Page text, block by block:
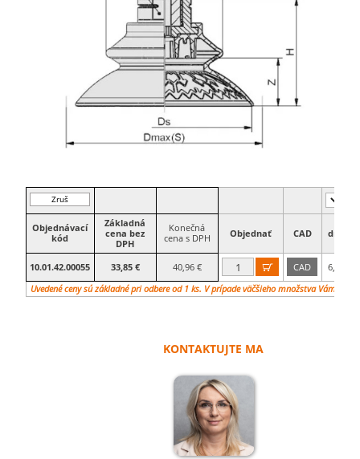
Zruš
filter
Objednávací
kód
Základná
cena bez
DPH
Konečná
cena s DPH
Objednať CAD dn
10.01.42.00055 33,85 € 40,96 €  CAD
6,1
Uvedené ceny sú základné pri odbere od 1 ks. V prípade väčšieho množstva Vám
KONTAKTUJTE MA